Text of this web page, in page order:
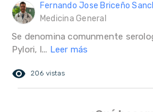
Fernando Jose Briceño
Medicina General
Se denomina comunmente
Pylori, l... Leer más
remove_red_eye 206 vistas